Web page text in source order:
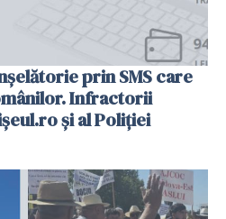
prin SMS care
Infractorii
și al Poliției